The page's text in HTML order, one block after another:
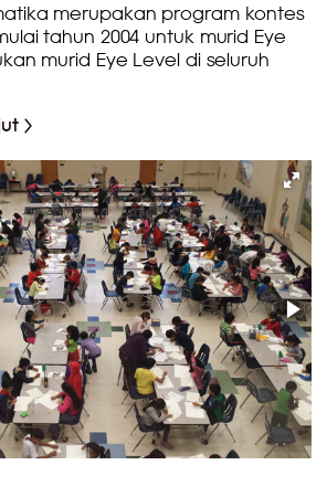
merupakan program kontes
tahun 2004 untuk murid Eye
murid Eye Level di seluruh